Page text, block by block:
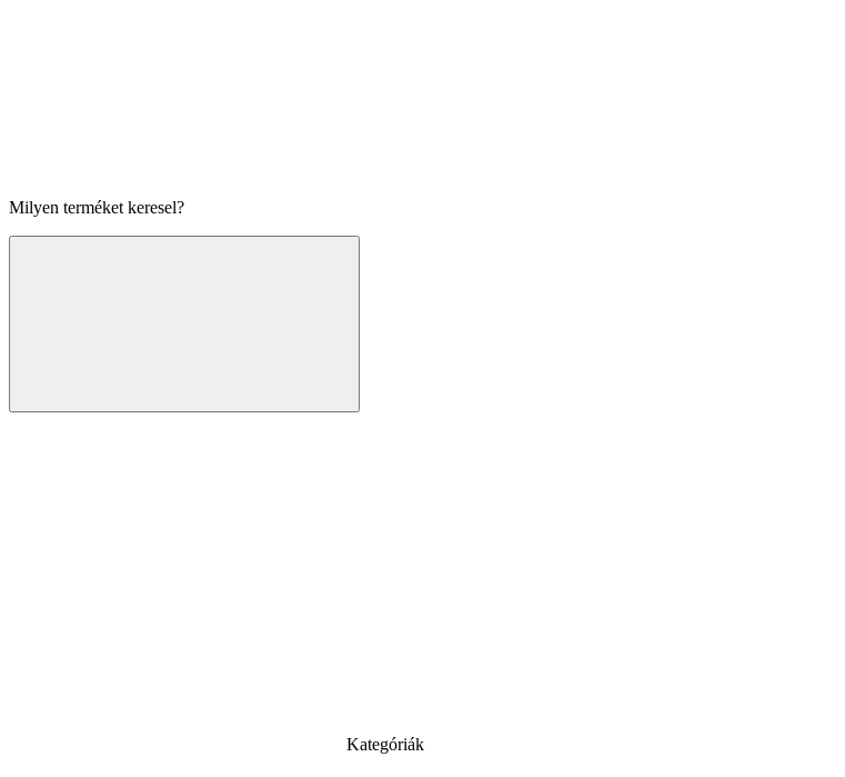
Milyen terméket keresel?
Kategóriák